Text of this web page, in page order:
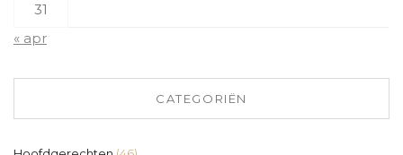
31
« apr
CATEGORIËN